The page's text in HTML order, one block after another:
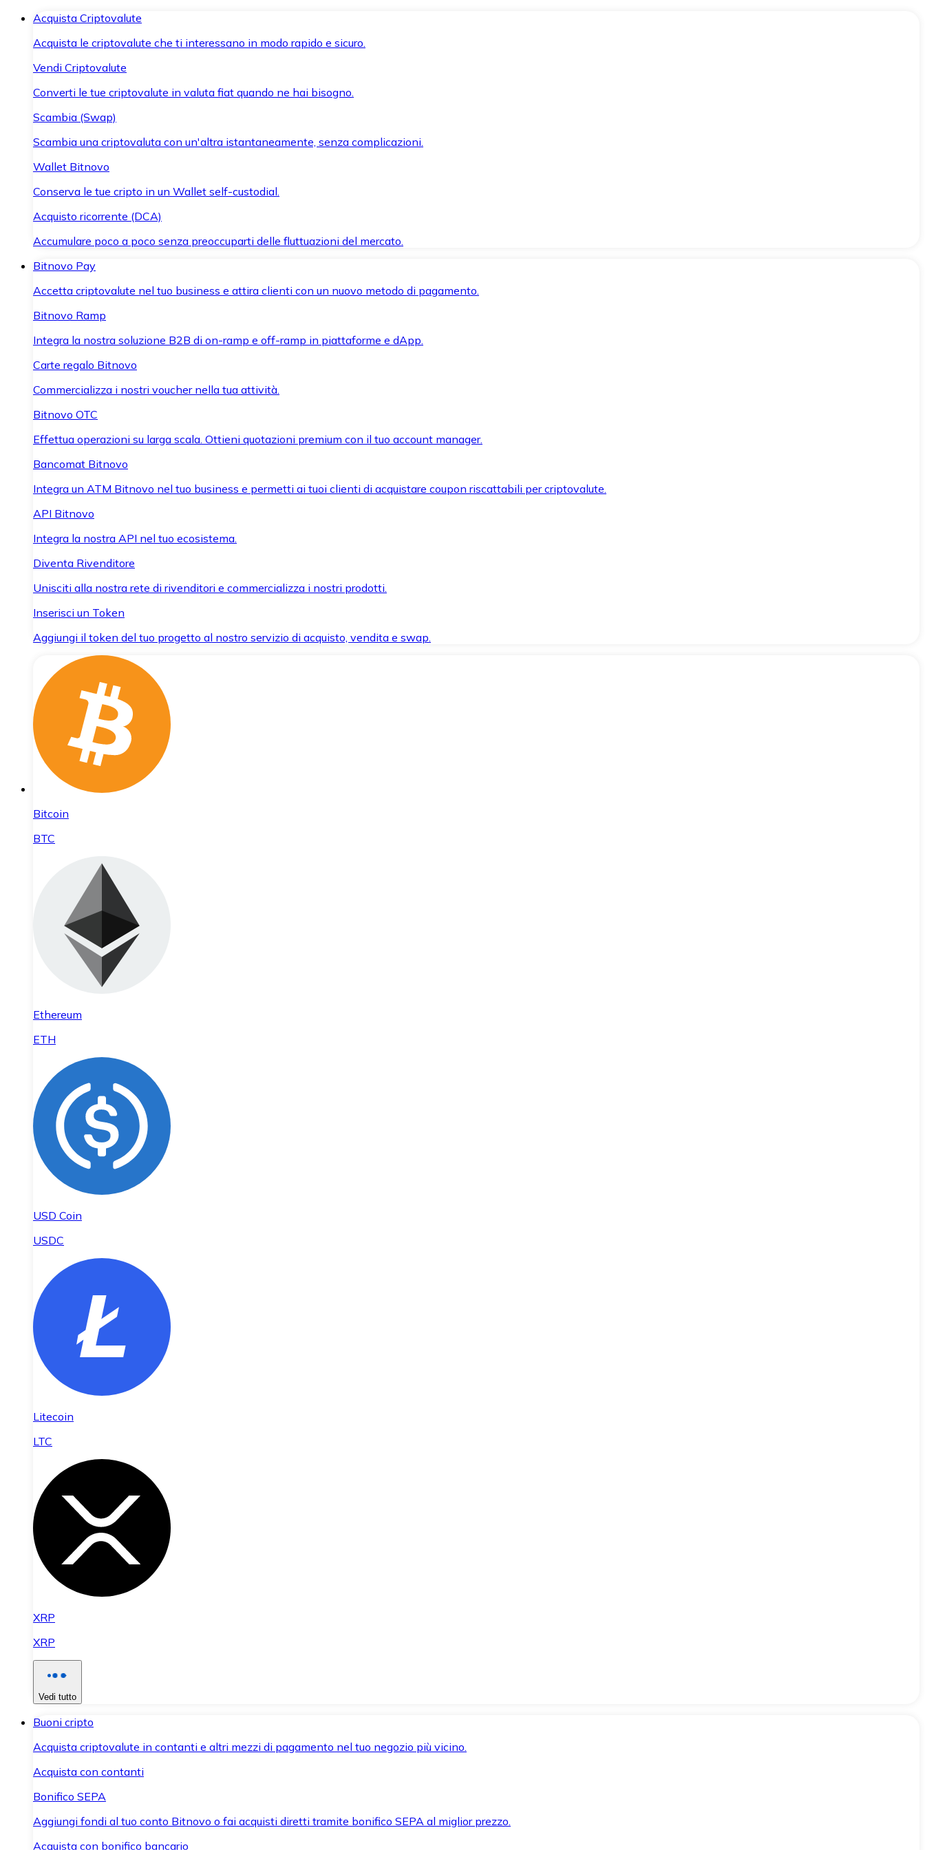
Acquista Criptovalute
Acquista le criptovalute che ti interessano in modo rapido e sicuro.
Vendi Criptovalute
Converti le tue criptovalute in valuta fiat quando ne hai bisogno.
Scambia (Swap)
Scambia una criptovaluta con un'altra istantaneamente, senza complicazioni.
Wallet Bitnovo
Conserva le tue cripto in un Wallet self-custodial.
Acquisto ricorrente (DCA)
Accumulare poco a poco senza preoccuparti delle fluttuazioni del mercato.
Bitnovo Pay
Accetta criptovalute nel tuo business e attira clienti con un nuovo metodo di pagamento.
Bitnovo Ramp
Integra la nostra soluzione B2B di on-ramp e off-ramp in piattaforme e dApp.
Carte regalo Bitnovo
Commercializza i nostri voucher nella tua attività.
Bitnovo OTC
Effettua operazioni su larga scala. Ottieni quotazioni premium con il tuo account manager.
Bancomat Bitnovo
Integra un ATM Bitnovo nel tuo business e permetti ai tuoi clienti di acquistare coupon riscattabili per criptovalute.
API Bitnovo
Integra la nostra API nel tuo ecosistema.
Diventa Rivenditore
Unisciti alla nostra rete di rivenditori e commercializza i nostri prodotti.
Inserisci un Token
Aggiungi il token del tuo progetto al nostro servizio di acquisto, vendita e swap.
Bitcoin
BTC
Ethereum
ETH
USD Coin
USDC
Litecoin
LTC
XRP
XRP
Vedi tutto
Buoni cripto
Acquista criptovalute in contanti e altri mezzi di pagamento nel tuo negozio più vicino.
Acquista con contanti
Bonifico SEPA
Aggiungi fondi al tuo conto Bitnovo o fai acquisti diretti tramite bonifico SEPA al miglior prezzo.
Acquista con bonifico bancario